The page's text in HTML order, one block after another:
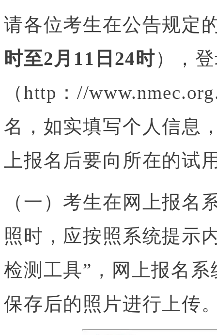
请各位考生在公告规定
时至2月11日24时），
（http：//
名，如实填写个人信息
上报名后要向所在的试
（一）考生在网上报名
照时，应按照系统提示
检测工具”，网上报名
保存后的照片进行上传